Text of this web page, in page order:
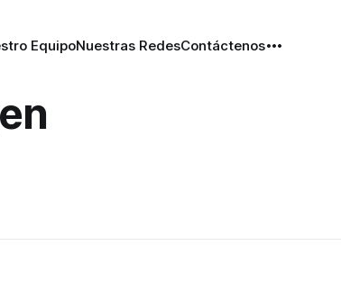
EquipoNuestras RedesContáctenos